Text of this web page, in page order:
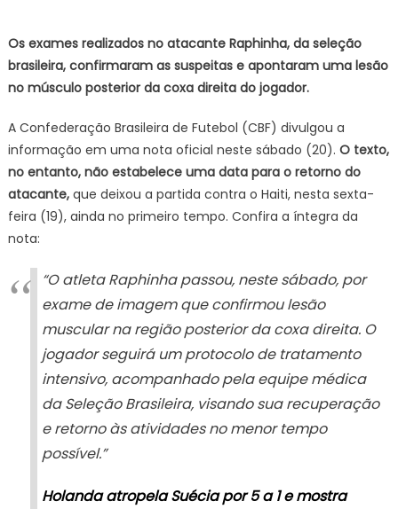
lesão
na
coxa
prazo
para
retorno
é
incerto
Os exames realizados no atacante Raphinha, da seleção
brasileira, confirmaram as suspeitas e apontaram uma lesão
no músculo posterior da coxa direita do jogador.
A Confederação Brasileira de Futebol (CBF) divulgou a
informação em uma nota oficial neste sábado (20). O texto,
no entanto, não estabelece uma data para o retorno do
atacante, que deixou a partida contra o Haiti, nesta sexta-
feira (19), ainda no primeiro tempo. Confira a íntegra da
nota:
“O atleta Raphinha passou, neste sábado, por
exame de imagem que confirmou lesão
muscular na região posterior da coxa direita. O
jogador seguirá um protocolo de tratamento
intensivo, acompanhado pela equipe médica
da Seleção Brasileira, visando sua recuperação
e retorno às atividades no menor tempo
possível.”
Holanda atropela Suécia por 5 a 1 e mostra